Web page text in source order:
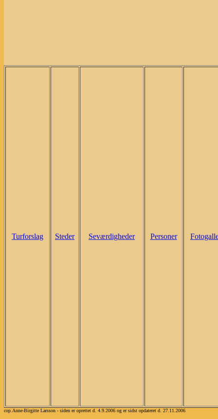
Turforslag Steder Seværdigheder Personer
cop.Anne-Birgitte Larsson - siden er oprettet d. 4.9.2006 og er sidst opdateret d. 27.11.2006